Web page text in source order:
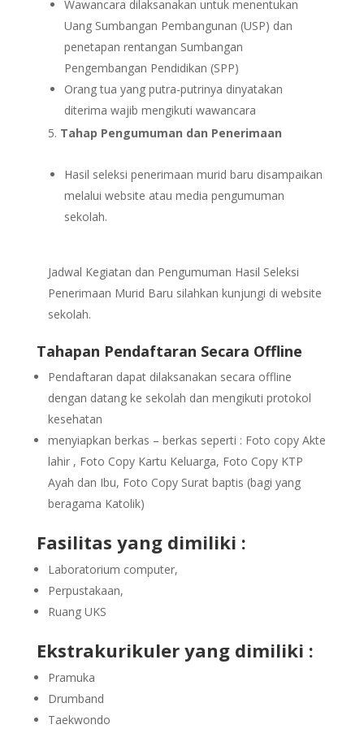
Wawancara dilaksanakan untuk menentukan
Uang Sumbangan Pembangunan (USP) dan
penetapan rentangan Sumbangan
Pengembangan Pendidikan (SPP)
Orang tua yang putra-putrinya dinyatakan
diterima wajib mengikuti wawancara
Tahap Pengumuman dan Penerimaan
Hasil seleksi penerimaan murid baru disampaikan
melalui website atau media pengumuman
sekolah.
Jadwal Kegiatan dan Pengumuman Hasil Seleksi
Penerimaan Murid Baru silahkan kunjungi di website
sekolah.
Tahapan Pendaftaran Secara Offline
Pendaftaran dapat dilaksanakan secara offline
dengan datang ke sekolah dan mengikuti protokol
kesehatan
menyiapkan berkas – berkas seperti : Foto copy Akte
lahir , Foto Copy Kartu Keluarga, Foto Copy KTP
Ayah dan Ibu, Foto Copy Surat baptis (bagi yang
beragama Katolik)
Fasilitas yang dimiliki :
Laboratorium computer,
Perpustakaan,
Ruang UKS
Ekstrakurikuler yang dimiliki :
Pramuka
Drumband
Taekwondo